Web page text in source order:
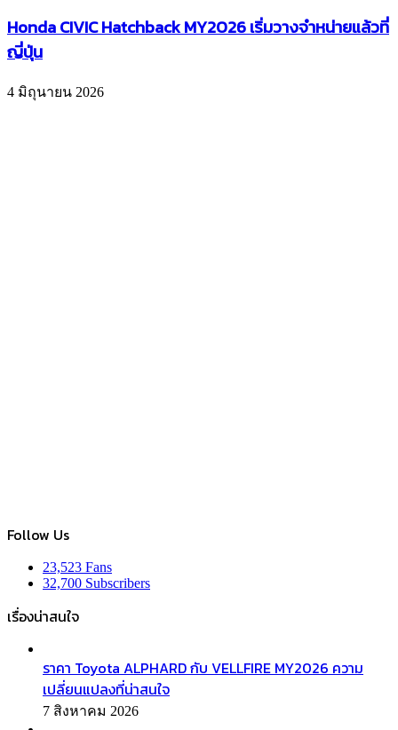
Honda CIVIC Hatchback MY2026 เริ่มวางจำหน่ายแล้วที่
ญี่ปุ่น
4 มิถุนายน 2026
Follow Us
23,523 Fans
32,700 Subscribers
เรื่องน่าสนใจ
ราคา Toyota ALPHARD กับ VELLFIRE MY2026 ความ
เปลี่ยนแปลงที่น่าสนใจ
7 สิงหาคม 2026